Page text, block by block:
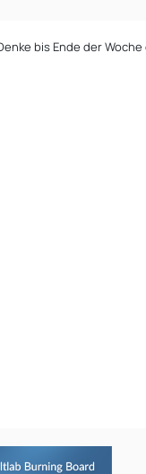
bis Ende der